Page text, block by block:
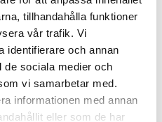
tillhandahålla funktioner
vår trafik. Vi
identifierare och annan
de sociala medier och
vi samarbetar med.
informationen med annan
eller som de har